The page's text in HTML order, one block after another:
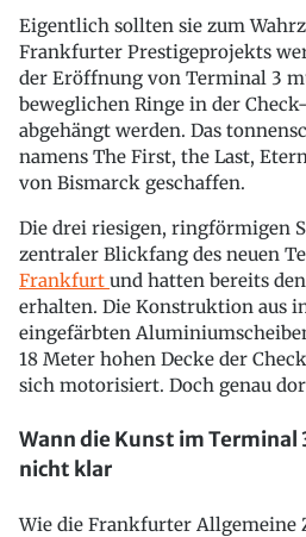
Eigentlich sollten sie zum
Frankfurter Prestigeprojekts
der Eröffnung von Terminal 3
beweglichen Ringe in der
abgehängt werden. Das
namens The First, the Last,
von Bismarck geschaffen.
Die drei riesigen, ringförmigen
zentraler Blickfang des neuen
Frankfurt und hatten bereits
erhalten. Die Konstruktion aus
eingefärbten
18 Meter hohen Decke der
sich motorisiert. Doch genau
Wann die Kunst im
nicht klar
Wie die Frankfurter Allgemeine